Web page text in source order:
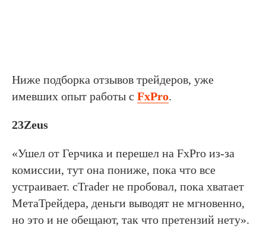
Ниже подборка отзывов трейдеров, уже
имевших опыт работы с FxPro.
23Zeus
«Ушел от Герчика и перешел на FxPro из-за
комиссии, тут она пониже, пока что все
устраивает. cTrader не пробовал, пока хватает
МетаТрейдера, деньги выводят не мгновенно,
но это и не обещают, так что претензий нету».